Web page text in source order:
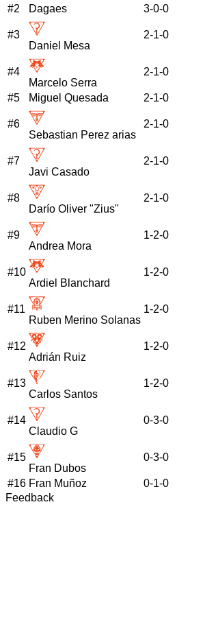
#2 Dagaes 3-0-0
#3
Daniel Mesa
2-1-0
#4
Marcelo Serra
2-1-0
#5 Miguel Quesada 2-1-0
#6
Sebastian Perez arias
2-1-0
#7
Javi Casado
2-1-0
#8
Darío Oliver "Zius"
2-1-0
#9
Andrea Mora
1-2-0
#10
Ardiel Blanchard
1-2-0
#11
Ruben Merino Solanas
1-2-0
#12
Adrián Ruiz
1-2-0
#13
Carlos Santos
1-2-0
#14
Claudio G
0-3-0
#15
Fran Dubos
0-3-0
#16 Fran Muñoz 0-1-0
Feedback